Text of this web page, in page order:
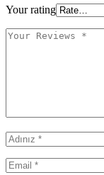
Your rating